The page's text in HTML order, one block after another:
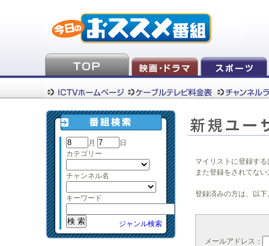
月
日
カテゴリー
チャンネル名
キーワード
ジャンル検索
マイリストに登録す
また登録をされてな
登録済みの方は、以
メールアドレス：